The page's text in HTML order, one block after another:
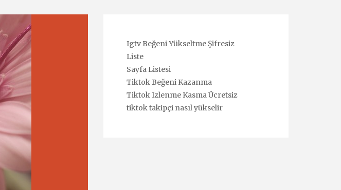
Igtv Beğeni Yükseltme Şifresiz
Liste
Sayfa Listesi
Tiktok Beğeni Kazanma
Tiktok Izlenme Kasma Ücretsiz
tiktok takipçi nasıl yükselir